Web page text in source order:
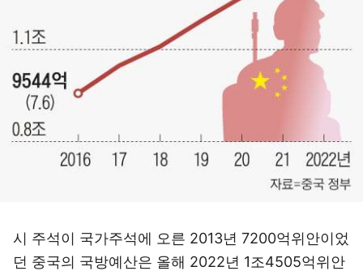
시 주석이 국가주석에 오른 2013년 7200억위안이었
던 중국의 국방예산은 올해 2022년 1조4505억위안